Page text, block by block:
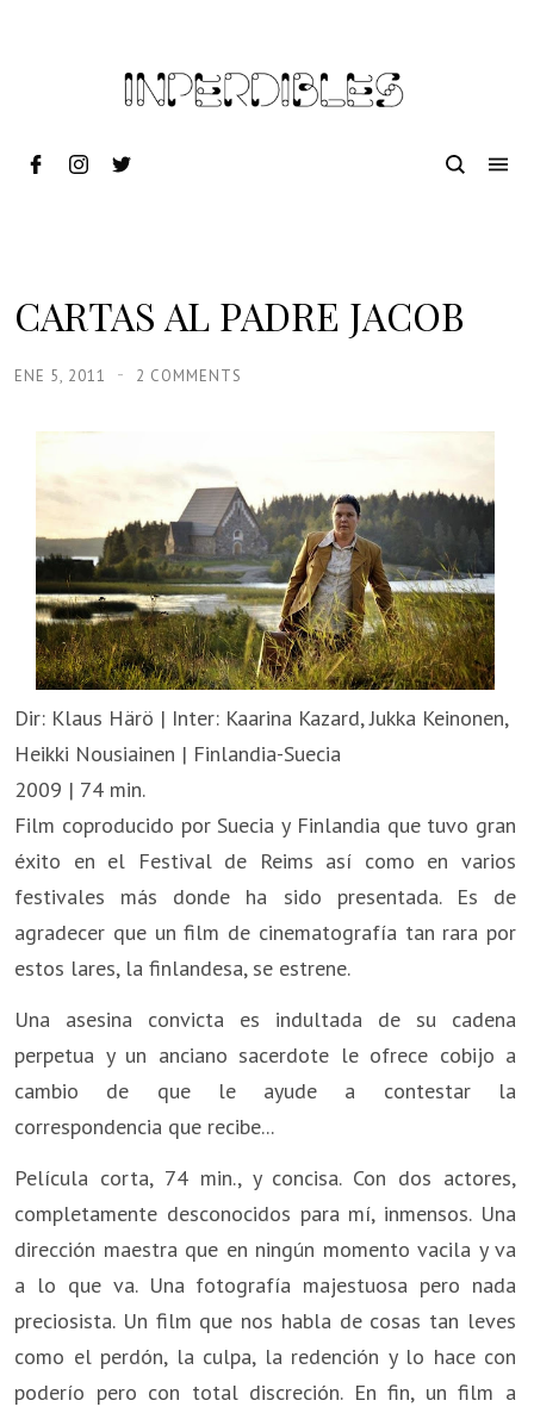
CARTAS AL PADRE JACOB
ENE 5, 2011 2 COMMENTS
Dir: Klaus Härö | Inter: Kaarina Kazard, Jukka Keinonen,
Heikki Nousiainen | Finlandia-Suecia
2009 | 74 min.
Film coproducido por Suecia y Finlandia que tuvo gran
éxito en el Festival de Reims así como en varios
festivales más donde ha sido presentada. Es de
agradecer que un film de cinematografía tan rara por
estos lares, la finlandesa, se estrene.
Una asesina convicta es indultada de su cadena
perpetua y un anciano sacerdote le ofrece cobijo a
cambio de que le ayude a contestar la
correspondencia que recibe...
Película corta, 74 min., y concisa. Con dos actores,
completamente desconocidos para mí, inmensos. Una
dirección maestra que en ningún momento vacila y va
a lo que va. Una fotografía majestuosa pero nada
preciosista. Un film que nos habla de cosas tan leves
como el perdón, la culpa, la redención y lo hace con
poderío pero con total discreción. En fin, un film a